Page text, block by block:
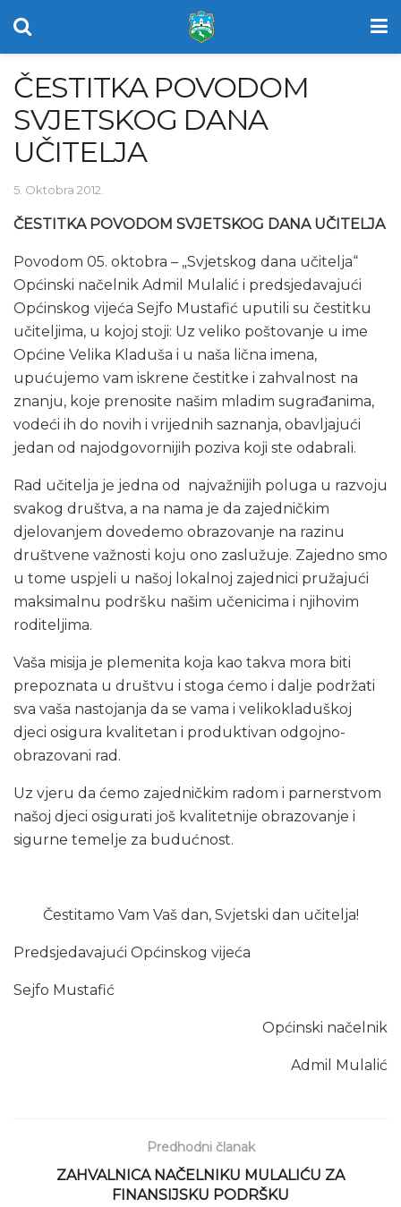
ČESTITKA POVODOM
SVJETSKOG DANA
UČITELJA
5. Oktobra 2012.
ČESTITKA POVODOM SVJETSKOG DANA UČITELJA
Povodom 05. oktobra – „Svjetskog dana učitelja“
Općinski načelnik Admil Mulalić i predsjedavajući
Općinskog vijeća Sejfo Mustafić uputili su čestitku
učiteljima, u kojoj stoji: Uz veliko poštovanje u ime
Općine Velika Kladuša i u naša lična imena,
upućujemo vam iskrene čestitke i zahvalnost na
znanju, koje prenosite našim mladim sugrađanima,
vodeći ih do novih i vrijednih saznanja, obavljajući
jedan od najodgovornijih poziva koji ste odabrali.
Rad učitelja je jedna od najvažnijih poluga u razvoju
svakog društva, a na nama je da zajedničkim
djelovanjem dovedemo obrazovanje na razinu
društvene važnosti koju ono zaslužuje. Zajedno smo
u tome uspjeli u našoj lokalnoj zajednici pružajući
maksimalnu podršku našim učenicima i njihovim
roditeljima.
Vaša misija je plemenita koja kao takva mora biti
prepoznata u društvu i stoga ćemo i dalje podržati
sva vaša nastojanja da se vama i velikokladuškoj
djeci osigura kvalitetan i produktivan odgojno-
obrazovani rad.
Uz vjeru da ćemo zajedničkim radom i parnerstvom
našoj djeci osigurati još kvalitetnije obrazovanje i
sigurne temelje za budućnost.
Čestitamo Vam Vaš dan, Svjetski dan učitelja!
Predsjedavajući Općinskog vijeća
Sejfo Mustafić
Općinski načelnik
Admil Mulalić
Predhodni članak
ZAHVALNICA NAČELNIKU MULALIĆU ZA
FINANSIJSKU PODRŠKU